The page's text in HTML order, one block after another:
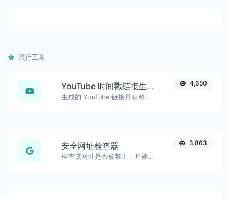
流行工具
YouTube 时间戳链接生成器
生成的 YouTube 链接具有精确的开始时间戳，方便移动用户使用。
4,650
安全网址检查器
检查该网址是否被禁止，并被谷歌标记为安全/不安全。
3,863